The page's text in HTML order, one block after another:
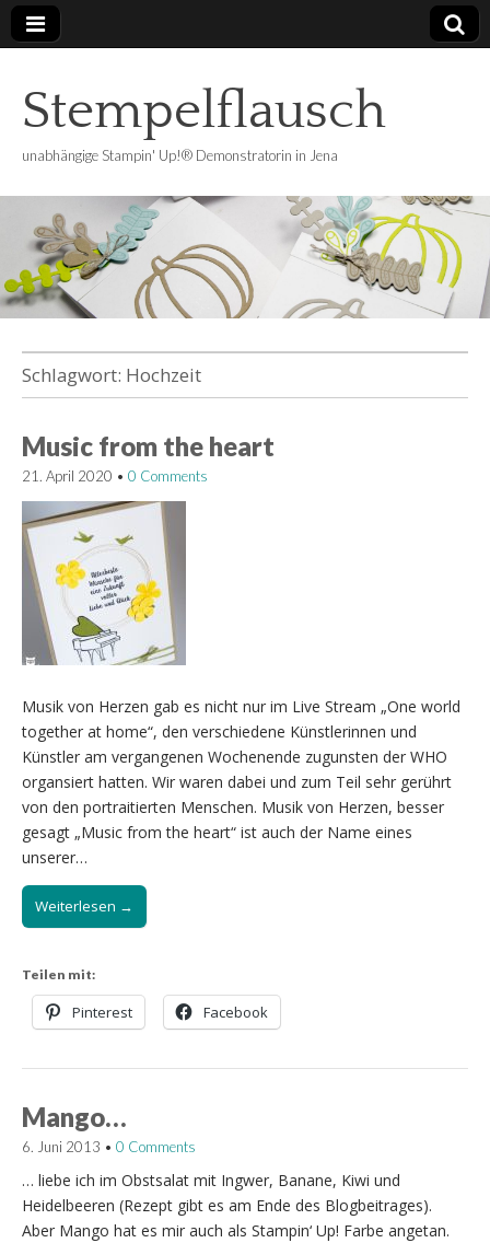
Stempelflausch
unabhängige Stampin' Up!® Demonstratorin in Jena
Schlagwort: Hochzeit
Music from the heart
21. April 2020 • 0 Comments
Musik von Herzen gab es nicht nur im Live Stream „One world
together at home“, den verschiedene Künstlerinnen und
Künstler am vergangenen Wochenende zugunsten der WHO
organsiert hatten. Wir waren dabei und zum Teil sehr gerührt
von den portraitierten Menschen. Musik von Herzen, besser
gesagt „Music from the heart“ ist auch der Name eines
unserer…
Weiterlesen →
Teilen mit:
Pinterest Facebook
Mango…
6. Juni 2013 • 0 Comments
… liebe ich im Obstsalat mit Ingwer, Banane, Kiwi und
Heidelbeeren (Rezept gibt es am Ende des Blogbeitrages).
Aber Mango hat es mir auch als Stampin‘ Up! Farbe angetan.